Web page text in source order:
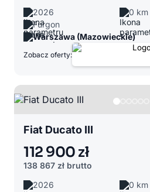
2026
0 km
Furgon
Warszawa (Mazowieckie)
Zobacz oferty:
Fiat Ducato III
112 900 zł
138 867 zł brutto
2026
0 km